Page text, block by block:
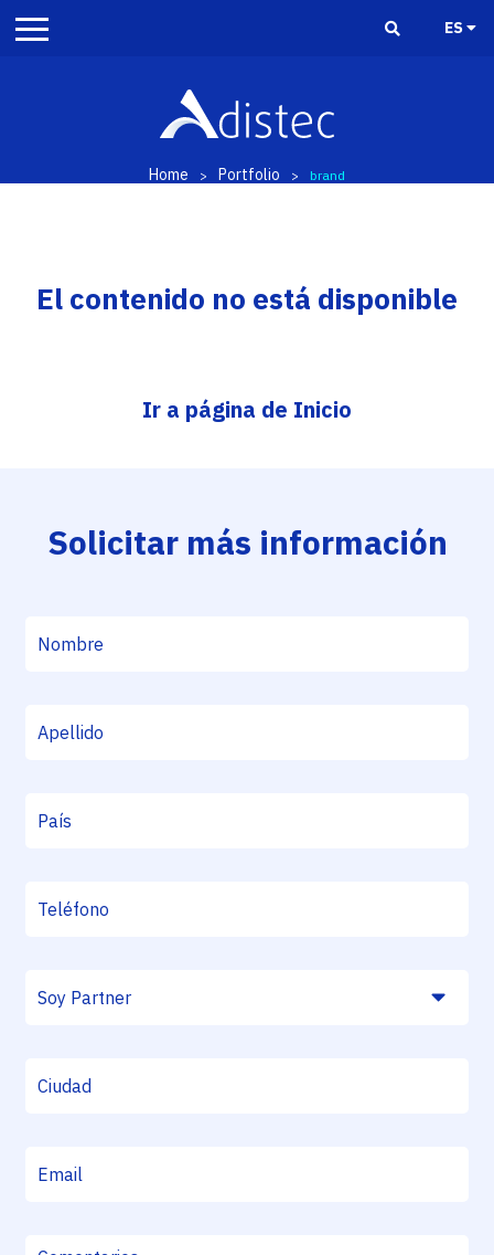
ES
Home > Portfolio > brand
El contenido no está disponible
Ir a página de Inicio
Solicitar más información